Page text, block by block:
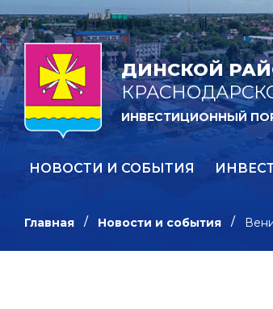
ДИНСКОЙ
ИНВЕСТИЦИОННЫЙ
НОВОСТИ И СОБЫТИЯ
Главная Новости и события